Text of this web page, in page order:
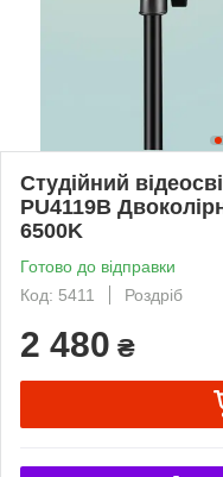
Студійний
PU4119B
6500K
Готово до відправки
Код: 5411
Роздріб
2 480 ₴